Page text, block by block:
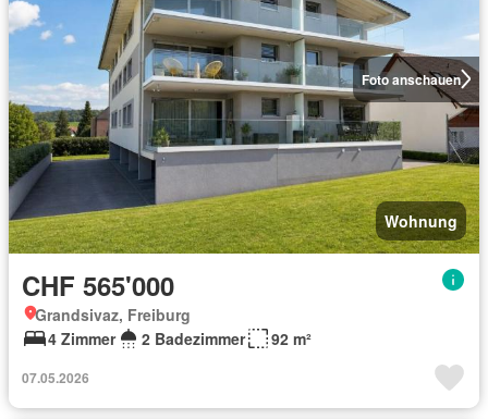
Foto anschauen
Wohnung
CHF 565'000
Grandsivaz, Freiburg
4 Zimmer
2 Badezimmer 92 m²
07.05.2026